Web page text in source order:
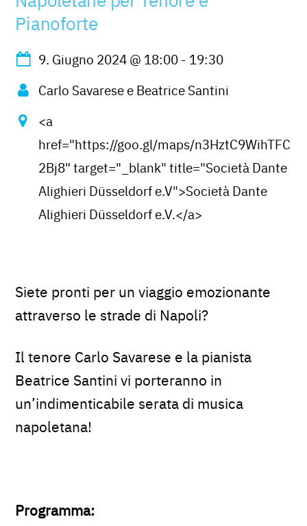
Pianoforte
9. Giugno 2024@ 18:00- 19:30
Carlo Savarese e Beatrice Santini
<a
href="https://goo.gl/maps/n3HztC9WihTFC
2Bj8" target="_blank" title="Società Dante
Alighieri Düsseldorf e.V">Società Dante
Alighieri Düsseldorf e.V.</a>
Siete pronti per un viaggio emozionante
attraverso le strade di Napoli?
Il tenore Carlo Savarese e la pianista
Beatrice Santini vi porteranno in
un’indimenticabile serata di musica
napoletana!
Programma: